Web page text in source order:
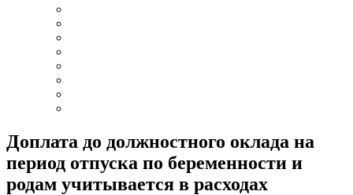
Доплата до должностного оклада на
период отпуска по беременности и
родам учитывается в расходах